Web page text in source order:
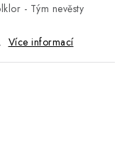
- Tým nevěsty
Více informací